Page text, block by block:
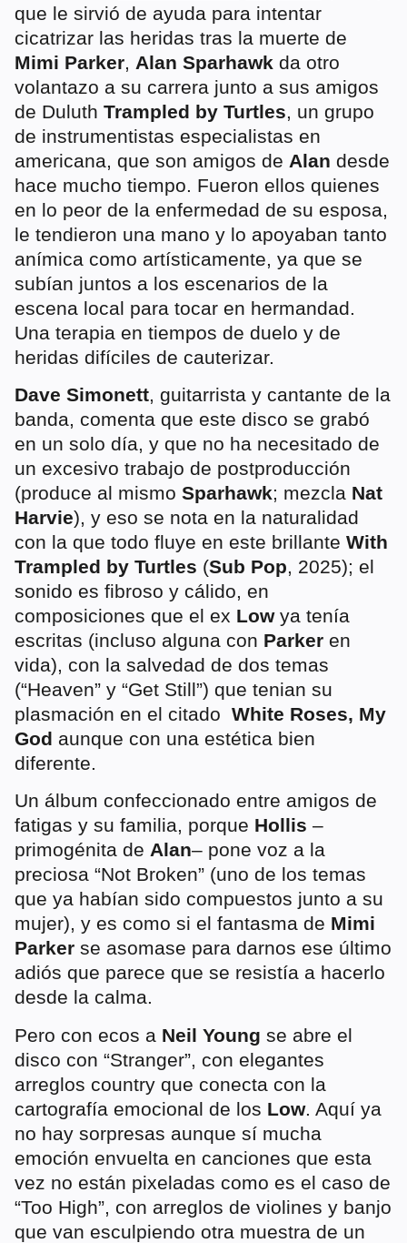
que le sirvió de ayuda para intentar
cicatrizar las heridas tras la muerte de
Mimi Parker, Alan Sparhawk da otro
volantazo a su carrera junto a sus amigos
de Duluth Trampled by Turtles, un grupo
de instrumentistas especialistas en
americana, que son amigos de Alan desde
hace mucho tiempo. Fueron ellos quienes
en lo peor de la enfermedad de su esposa,
le tendieron una mano y lo apoyaban tanto
anímica como artísticamente, ya que se
subían juntos a los escenarios de la
escena local para tocar en hermandad.
Una terapia en tiempos de duelo y de
heridas difíciles de cauterizar.
Dave Simonett, guitarrista y cantante de la
banda, comenta que este disco se grabó
en un solo día, y que no ha necesitado de
un excesivo trabajo de postproducción
(produce al mismo Sparhawk; mezcla Nat
Harvie), y eso se nota en la naturalidad
con la que todo fluye en este brillante With
Trampled by Turtles (Sub Pop, 2025); el
sonido es fibroso y cálido, en
composiciones que el ex Lowya tenía
escritas (incluso alguna con Parker en
vida), con la salvedad de dos temas
(“Heaven” y “Get Still”) que tenian su
plasmación en el citado White Roses, My
God aunque con una estética bien
diferente.
Un álbum confeccionado entre amigos de
fatigas y su familia, porque Hollis –
primogénita de Alan– pone voz a la
preciosa “Not Broken” (uno de los temas
que ya habían sido compuestos junto a su
mujer), y es como si el fantasma de Mimi
Parker se asomase para darnos ese último
adiós que parece que se resistía a hacerlo
desde la calma.
Pero con ecos a Neil Young se abre el
disco con “Stranger”, con elegantes
arreglos country que conecta con la
cartografía emocional de los Low. Aquí ya
no hay sorpresas aunque sí mucha
emoción envuelta en canciones que esta
vez no están pixeladas como es el caso de
“Too High”, con arreglos de violines y banjo
que van esculpiendo otra muestra de un